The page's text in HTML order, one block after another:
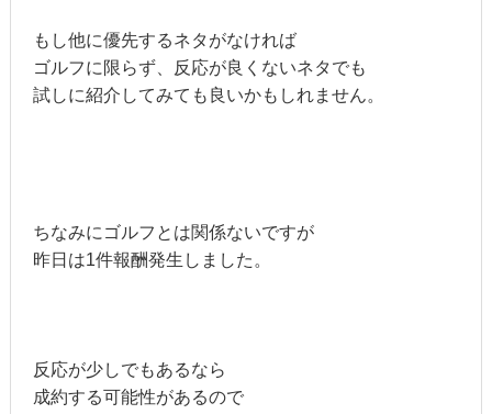
もし他に優先するネタがなければ
ゴルフに限らず、反応が良くないネタでも
試しに紹介してみても良いかもしれません。
ちなみにゴルフとは関係ないですが
昨日は1件報酬発生しました。
反応が少しでもあるなら
成約する可能性があるので